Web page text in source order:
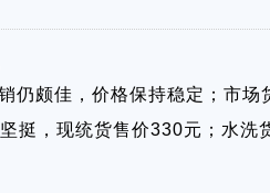
仍颇佳，价格保持稳定；市
挺，现统货售价330元；水洗